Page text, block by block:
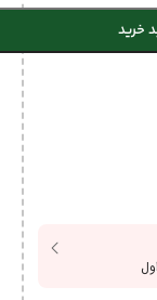
خرید